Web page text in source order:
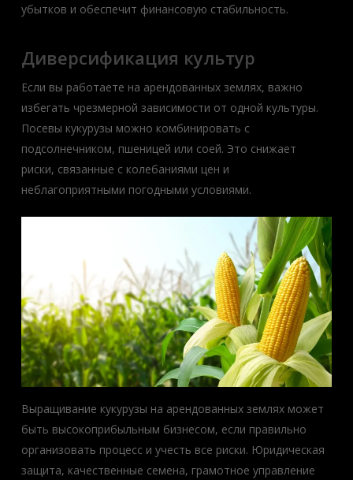
убытков и обеспечит финансовую стабильность.
Диверсификация культур
Если вы работаете на арендованных землях, важно
избегать чрезмерной зависимости от одной культуры.
Посевы кукурузы можно комбинировать с
подсолнечником, пшеницей или соей. Это снижает
риски, связанные с колебаниями цен и
неблагоприятными погодными условиями.
Выращивание кукурузы на арендованных землях может
быть высокоприбыльным бизнесом, если правильно
организовать процесс и учесть все риски. Юридическая
защита, качественные семена, грамотное управление